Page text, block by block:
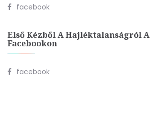
facebook
Első Kézből A Hajléktalanságról A
Facebookon
facebook